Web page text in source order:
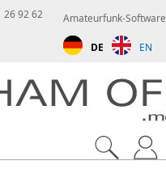
Amateurfunk-Software
DE EN
26 92 62